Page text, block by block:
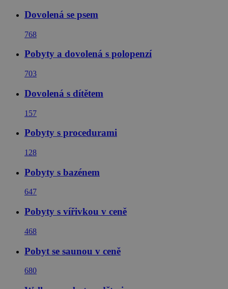
Dovolená se psem
768
Pobyty a dovolená s polopenzí
703
Dovolená s dítětem
157
Pobyty s procedurami
128
Pobyty s bazénem
647
Pobyty s vířivkou v ceně
468
Pobyt se saunou v ceně
680